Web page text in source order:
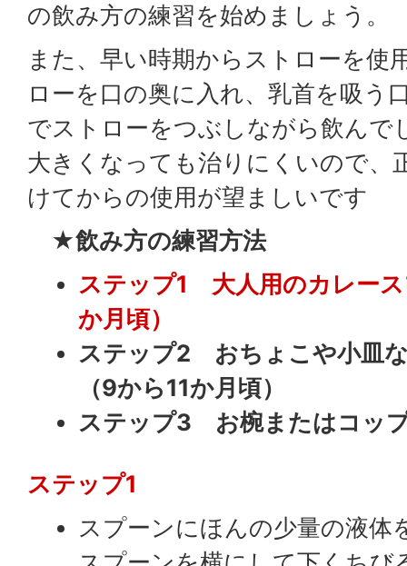
の飲み方の練習を始めましょう。
また、早い時期からストローを使
ローを口の奥に入れ、乳首を吸う
でストローをつぶしながら飲んで
大きくなっても治りにくいので、
けてからの使用が望ましいです
★飲み方の練習方法
ステップ1 大人用のカレー
か月頃）
ステップ2 おちょこや小皿
（9から11か月頃）
ステップ3 お椀またはコッ
ステップ1
スプーンにほんの少量の液体